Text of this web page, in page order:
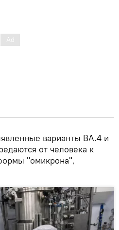
варианты BA.4 и
от человека к
"омикрона",